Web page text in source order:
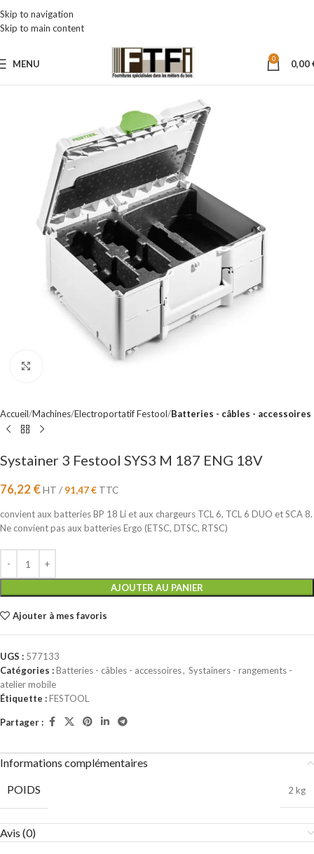
Skip to navigation
Skip to main content
MENU 0 0,00
Accueil Machines Electroportatif Festool Batteries - câbles - accessoires
Systainer 3 Festool SYS3 M 187 ENG 18V
76,22€HT / 91,47€ TTC
convient aux batteries BP 18 Li et aux chargeurs TCL 6, TCL 6 DUO et SCA 8.
Ne convient pas aux batteries Ergo (ETSC, DTSC, RTSC)
AJOUTER AU PANIER
Ajouter à mes favoris
UGS : 577133
Catégories :Batteries - câbles - accessoires, Systainers - rangements -
atelier mobile
Étiquette :FESTOOL
Partager :
Informations complémentaires
POIDS
2 kg
Avis (0)